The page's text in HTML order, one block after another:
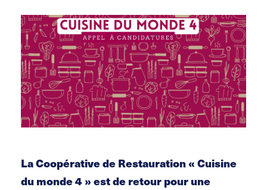
La Coopérative de Restauration « Cuisine
du monde 4 » est de retour pour une